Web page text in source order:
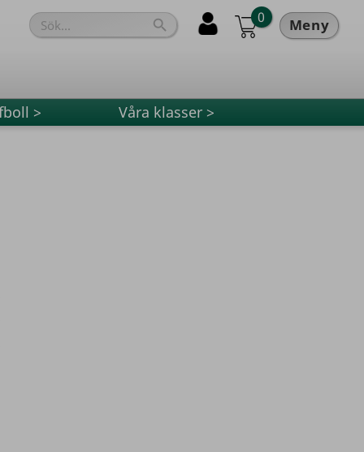
Meny
 0
> Våra klasser >